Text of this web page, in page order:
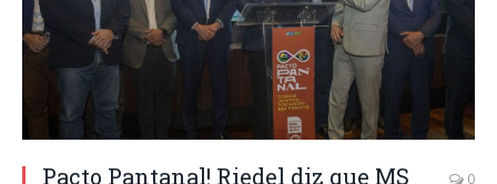
Pacto Pantanal! Riedel diz que MS
0